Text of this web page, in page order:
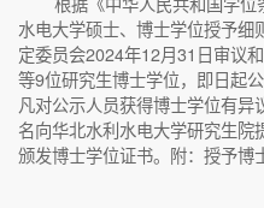
水电大学硕士、博士学位授予细
定委员会2024年12月31日审议
等9位研究生博士学位，即日起
凡对公示人员获得博士学位有
名向华北水利水电大学研究生院
颁发博士学位证书。附：授予博